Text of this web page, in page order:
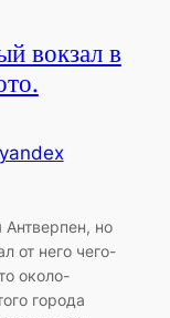
вокзал в
Антверпен, но
от него чего-
около-
города